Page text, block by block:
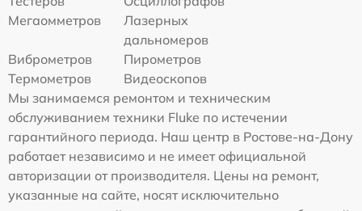
Мегаомметров
Лазерных
дальномеров
Виброметров
Пирометров
Термометров
Видеоскопов
Мы занимаемся ремонтом и техническим
обслуживанием техники Fluke по истечении
гарантийного периода. Наш центр в Ростове-на-Дону
работает независимо и не имеет официальной
авторизации от производителя. Цены на ремонт,
указанные на сайте, носят исключительно